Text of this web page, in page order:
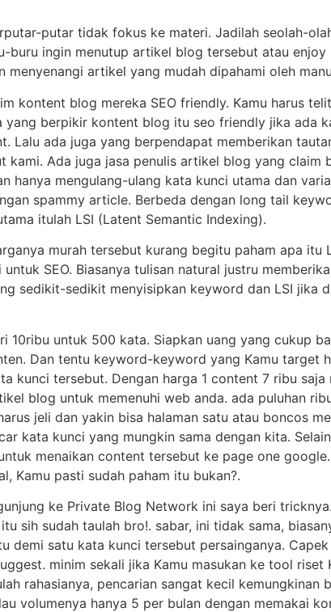
putar tidak fokus ke materi. Jadilah seolah-
buru ingin menutup artikel blog tersebut atau enjoy
artikel yang mudah dipahami oleh
kontent blog mereka SEO friendly. Kamu harus
yang berpikir kontent blog itu seo friendly jika ada
Lalu ada juga yang berpendapat memberikan
Ada juga jasa penulis artikel blog yang claim
hanya mengulang-ulang kata kunci utama dan
spammy article. Berbeda dengan long tail
itulah LSI (Latent Semantic Indexing).
murah tersebut kurang begitu paham apa itu
SEO. Biasanya tulisan natural justru
sedikit-sedikit menyisipkan keyword dan LSI jika
10ribu untuk 500 kata. Siapkan uang yang cukup
Dan tentu keyword-keyword yang Kamu target
kunci tersebut. Dengan harga 1 content 7 ribu saja
blog untuk memenuhi web anda. ada puluhan
jeli dan yakin bisa halaman satu atau boncos
kata kunci yang mungkin sama dengan kita.
menaikan content tersebut ke page one
Kamu pasti sudah paham itu bukan?.
ke Private Blog Network ini saya beri
sih sudah taulah bro!. sabar, ini tidak sama,
demi satu kata kunci tersebut persainganya.
minim sekali jika Kamu masukan ke tool riset
rahasianya, pencarian sangat kecil kemungkinan
volumenya hanya 5 per bulan dengan memakai